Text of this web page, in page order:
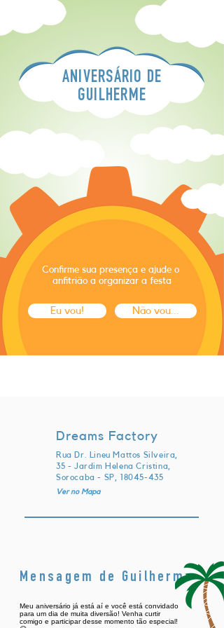
Confirme sua presença e ajude o
anfitrião a organizar a festa
Eu vou! Não vou...
ANIVERSÁRIO DE
GUILHERME
Dreams Factory
Rua Dr. Lineu Mattos Silveira,
35 - Jardim Helena Cristina,
Sorocaba - SP, 18045-435
Ver no Mapa
Mensagem de Guilherme
Meu aniversário já está aí e você está convidado
para um dia de muita diversão! Venha curtir
comigo e participar desse momento tão especial!